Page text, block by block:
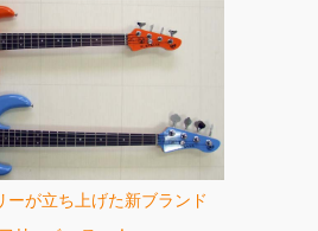
ーが立ち上げた新ブランド